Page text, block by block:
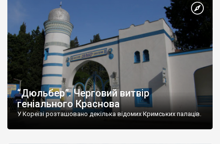
“Дюльбер”. Черговий витвір
геніального Краснова
У Кореїзі розташовано декілька відомих Кримських палаців.